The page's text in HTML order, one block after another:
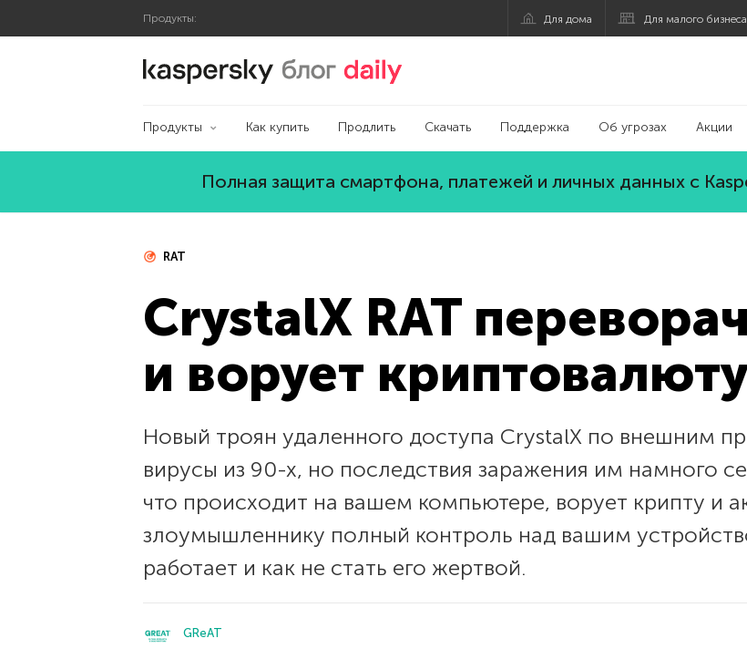
Продукты: Для дома Для малого бизнеса
Блог Касперского
Продукты Как купить Продлить Скачать Поддержка Об угрозах Акции
Полная защита смартфона, платежей и личных данных с
RAT
CrystalX RAT
и ворует
Новый троян удаленного доступа CrystalX по внешним
вирусы из 90-х, но последствия заражения им намного
что происходит на вашем компьютере, ворует крипту и
злоумышленнику полный контроль над вашим
работает и как не стать его жертвой.
GReAT